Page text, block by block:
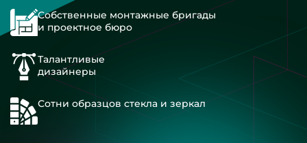
Собственные монтажные бригады
и проектное бюро
Талантливые
дизайнеры
Сотни образцов стекла и зеркал